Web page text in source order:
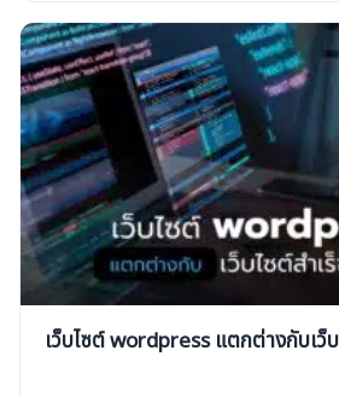
เว็บไซต์ wordpress แตกต่างกับเว็